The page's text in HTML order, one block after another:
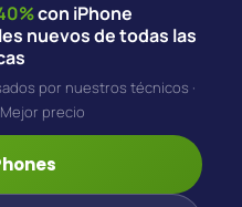
con iPhone
nuevos de todas las
por nuestros técnicos ·
precio